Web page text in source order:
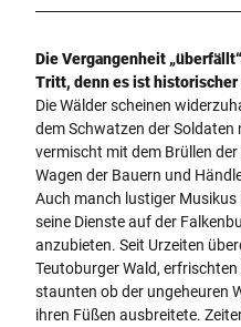
Die Vergangenheit
Tritt, denn es ist historischer
Die Wälder scheinen
dem Schwatzen der Soldaten
vermischt mit dem Brüllen
Wagen der Bauern und
Auch manch lustiger
seine Dienste auf der
anzubieten. Seit Urzeiten
Teutoburger Wald, erfrischten
staunten ob der ungeheuren
ihren Füßen ausbreitete.